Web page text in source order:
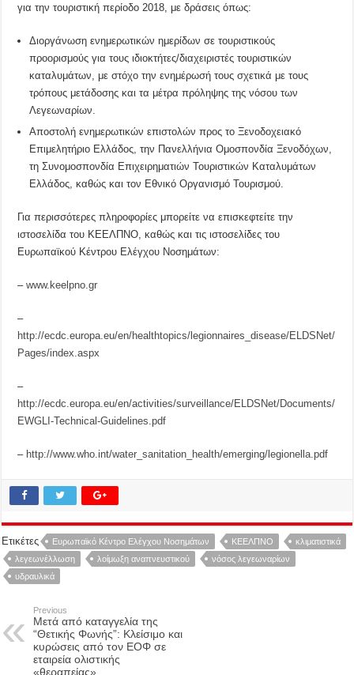
για την τουριστική περίοδο 2018, με δράσεις όπως:
Διοργάνωση ενημερωτικών ημερίδων σε τουριστικούς
προορισμούς για τους ιδιοκτήτες/διαχειριστές τουριστικών
καταλυμάτων, με στόχο την ενημέρωσή τους σχετικά με τους
τρόπους μετάδοσης και τα μέτρα πρόληψης της νόσου των
Λεγεωναρίων.
Αποστολή ενημερωτικών επιστολών προς το Ξενοδοχειακό
Επιμελητήριο Ελλάδος, την Πανελλήνια Ομοσπονδία Ξενοδόχων,
τη Συνομοσπονδία Επιχειρηματιών Τουριστικών Καταλυμάτων
Ελλάδος, καθώς και τον Εθνικό Οργανισμό Τουρισμού.
Για περισσότερες πληροφορίες μπορείτε να επισκεφτείτε την
ιστοσελίδα του ΚΕΕΛΠΝΟ, καθώς και τις ιστοσελίδες του
Ευρωπαϊκού Κέντρου Ελέγχου Νοσημάτων:
–www.keelpno.gr
–
http://ecdc.europa.eu/en/healthtopics/legionnaires_disease/ELDSNet/
Pages/index.aspx
–
http://ecdc.europa.eu/en/activities/surveillance/ELDSNet/Documents/
EWGLI-Technical-Guidelines.pdf
– http://www.who.int/water_sanitation_health/emerging/legionella.pdf
Ετικέτες Ευρωπαϊκό Κέντρο Ελέγχου Νοσημάτων ΚΕΕΛΠΝΟ
κλιματιστικά
λεγεωνέλλωση
λοίμωξη αναπνευστικού
νόσος λεγεωναρίων
υδραυλικά
Previous
Μετά από καταγγελία της
“Θετικής Φωνής”: Κλείσιμο και
κυρώσεις από τον ΕΟΦ σε
εταιρεία ολιστικής
«θεραπείας»…